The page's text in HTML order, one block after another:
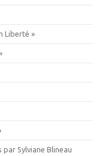
Liberté »
Sylviane Blineau